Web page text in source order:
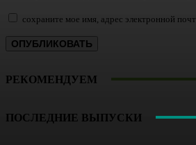
сохраните мое имя, адрес электронной
РЕКОМЕНДУЕМ
ПОСЛЕДНИЕ ВЫПУСКИ